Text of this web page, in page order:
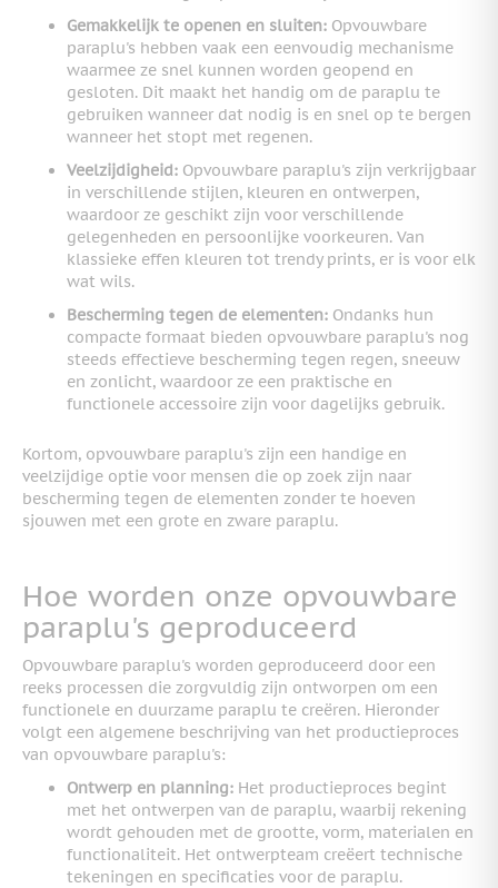
Gemakkelijk te openen en sluiten: Opvouwbare
paraplu's hebben vaak een eenvoudig mechanisme
waarmee ze snel kunnen worden geopend en
gesloten. Dit maakt het handig om de paraplu te
gebruiken wanneer dat nodig is en snel op te bergen
wanneer het stopt met regenen.
Veelzijdigheid: Opvouwbare paraplu's zijn verkrijgbaar
in verschillende stijlen, kleuren en ontwerpen,
waardoor ze geschikt zijn voor verschillende
gelegenheden en persoonlijke voorkeuren. Van
klassieke effen kleuren tot trendy prints, er is voor elk
wat wils.
Bescherming tegen de elementen: Ondanks hun
compacte formaat bieden opvouwbare paraplu's nog
steeds effectieve bescherming tegen regen, sneeuw
en zonlicht, waardoor ze een praktische en
functionele accessoire zijn voor dagelijks gebruik.
Kortom, opvouwbare paraplu's zijn een handige en
veelzijdige optie voor mensen die op zoek zijn naar
bescherming tegen de elementen zonder te hoeven
sjouwen met een grote en zware paraplu.
Hoe worden onze opvouwbare
paraplu's geproduceerd
Opvouwbare paraplu's worden geproduceerd door een
reeks processen die zorgvuldig zijn ontworpen om een
functionele en duurzame paraplu te creëren. Hieronder
volgt een algemene beschrijving van het productieproces
van opvouwbare paraplu's:
Ontwerp en planning: Het productieproces begint
met het ontwerpen van de paraplu, waarbij rekening
wordt gehouden met de grootte, vorm, materialen en
functionaliteit. Het ontwerpteam creëert technische
tekeningen en specificaties voor de paraplu.